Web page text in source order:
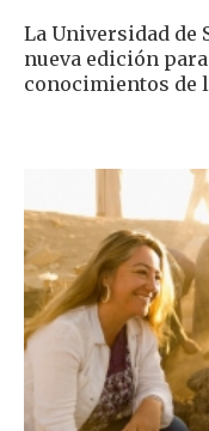
La Universidad de
nueva edición
conocimientos de